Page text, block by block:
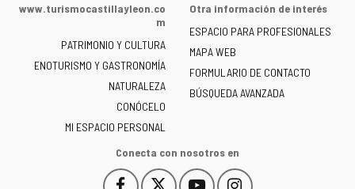
la
de
Castilla
y
León
-
www.turismocastillayleon.co
m
PATRIMONIO Y CULTURA
ENOTURISMO Y GASTRONOMÍA
NATURALEZA
CONÓCELO
MI ESPACIO PERSONAL
Otra información de interés
ESPACIO PARA PROFESIONALES
MAPA WEB
FORMULARIO DE CONTACTO
BÚSQUEDA AVANZADA
Conecta con nosotros en
Facebook YouTubeInstagram